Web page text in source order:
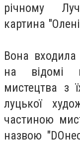
річному
картина
Вона входила
на відомі
мистецтва з
луцької
частиною
назвою